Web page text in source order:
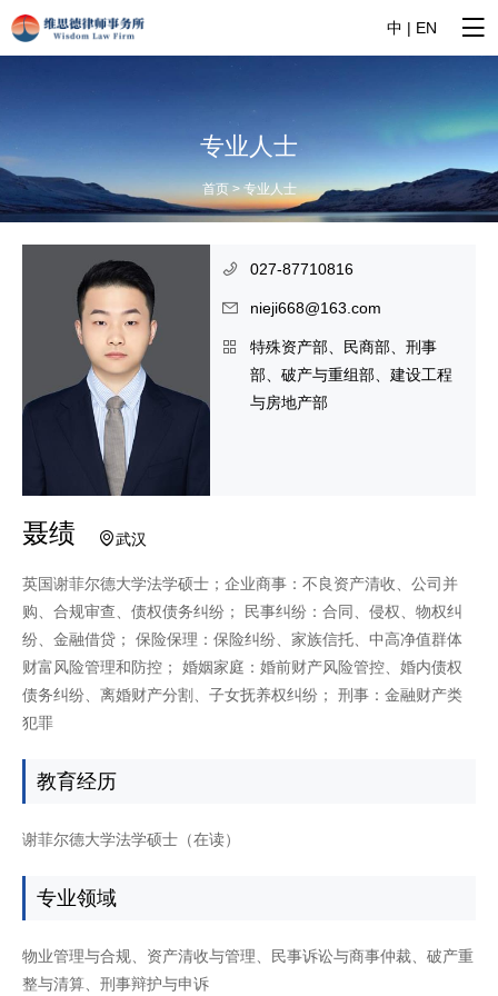
中 | EN
专业人士
首页 > 专业人士
027-87710816
nieji668@163.com
特殊资产部、民商部、刑事
部、破产与重组部、建设工程
与房地产部
聂绩 武汉
英国谢菲尔德大学法学硕士；企业商事：不良资产清收、公司并
购、合规审查、债权债务纠纷； 民事纠纷：合同、侵权、物权纠
纷、金融借贷； 保险保理：保险纠纷、家族信托、中高净值群体
财富风险管理和防控； 婚姻家庭：婚前财产风险管控、婚内债权
债务纠纷、离婚财产分割、子女抚养权纠纷； 刑事：金融财产类
犯罪
教育经历
谢菲尔德大学法学硕士（在读）
专业领域
物业管理与合规、资产清收与管理、民事诉讼与商事仲裁、破产重
整与清算、刑事辩护与申诉